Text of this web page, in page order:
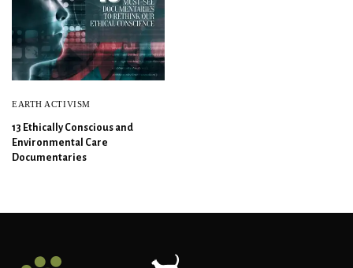
EARTH ACTIVISM
13 Ethically Conscious and
Environmental Care
Documentaries